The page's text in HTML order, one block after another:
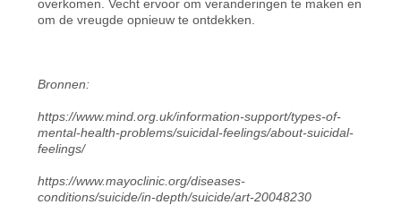
overkomen. Vecht ervoor om veranderingen te maken en
om de vreugde opnieuw te ontdekken.
Bronnen:
https://www.mind.org.uk/information-support/types-of-
mental-health-problems/suicidal-feelings/about-suicidal-
feelings/
https://www.mayoclinic.org/diseases-
conditions/suicide/in-depth/suicide/art-20048230